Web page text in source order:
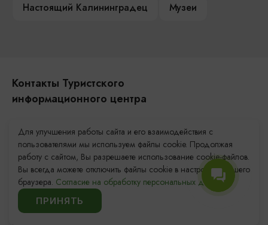
Настоящий Калининградец
Музеи
Контакты Туристского
информационного центра
Площадь Победы, 1
+7 (4012) 555-200
8 (800) 200-55-39
info@visit-kaliningrad.ru
Для улучшения работы сайта и его взаимодействия с
пользователями мы используем файлы cookie. Продолжая
работу с сайтом, Вы разрешаете использование cookie-файлов.
Вы всегда можете отключить файлы cookie в настройках Вашего
браузера. Согласие на обработку персональных данных.
ПРИНЯТЬ